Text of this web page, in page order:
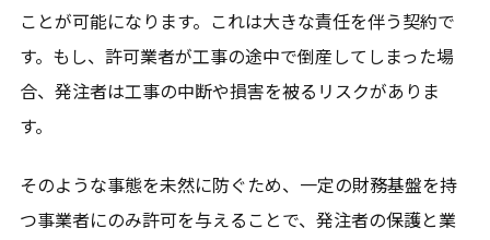
ことが可能になります。これは大きな責任を伴う契約で
す。もし、許可業者が工事の途中で倒産してしまった場
合、発注者は工事の中断や損害を被るリスクがありま
す。
そのような事態を未然に防ぐため、一定の財務基盤を持
つ事業者にのみ許可を与えることで、発注者の保護と業